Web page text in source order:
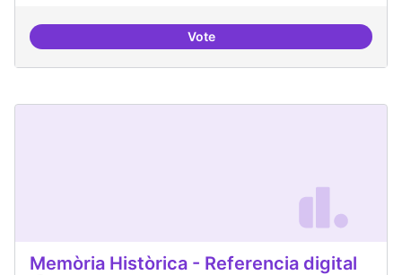
VoteMemòria HIstòrica
Memòria Històrica - Referencia digital